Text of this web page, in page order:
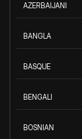
AZERBAIJANI
BANGLA
BASQUE
BENGALI
BOSNIAN